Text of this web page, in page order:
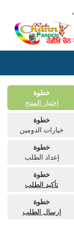
خطوة
إختيار المنتج
خطوة
خيارات الدومين
خطوة
إعداد الطلب
خطوة
تأكيد الطلب
خطوة
إرسال الطلب